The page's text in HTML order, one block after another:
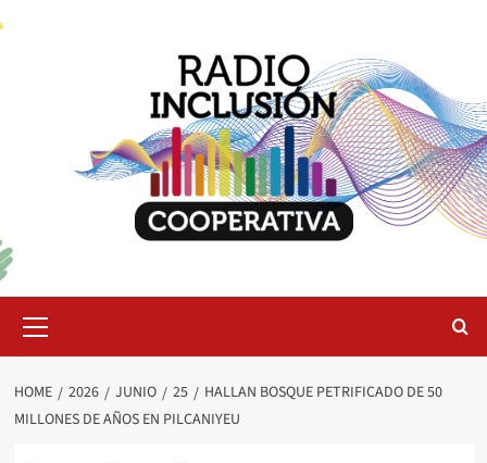
Menu
HOME 2026 JUNIO 25
HALLAN BOSQUE PETRIFICADO DE 50
MILLONES DE AÑOS EN PILCANIYEU